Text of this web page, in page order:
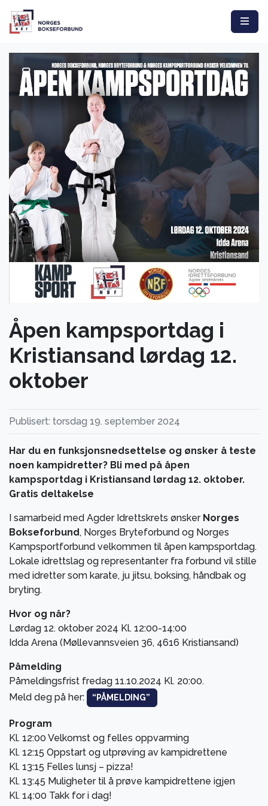
Åpen kampsportdag i
Kristiansand lørdag 12.
oktober
Publisert: torsdag 19. september 2024
Har du en funksjonsnedsettelse og ønsker å teste
noen kampidretter? Bli med på åpen
kampsportdag i Kristiansand lørdag 12. oktober.
Gratis deltakelse
I samarbeid med Agder Idrettskrets ønsker Norges
Bokseforbund, Norges Bryteforbund og Norges
Kampsportforbund velkommen til åpen kampsportdag.
Lokale idrettslag og representanter fra forbund vil stille
med idretter som karate, ju jitsu, boksing, håndbak og
bryting.
Hvor og når?
Lørdag 12. oktober 2024 Kl. 12:00-14:00
Idda Arena (Møllevannsveien 36, 4616 Kristiansand)
Påmelding
Påmeldingsfrist fredag 11.10.2024 Kl. 20:00.
Meld deg på her:
“PÅMELDING”
Program
Kl. 12:00 Velkomst og felles oppvarming
Kl. 12:15 Oppstart og utprøving av kampidrettene
Kl. 13:15 Felles lunsj – pizza!
Kl. 13:45 Muligheter til å prøve kampidrettene igjen
Kl. 14:00 Takk for i dag!